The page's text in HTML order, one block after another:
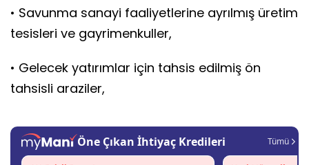
• Savunma sanayi faaliyetlerine ayrılmış üretim
tesisleri ve gayrimenkuller,
• Gelecek yatırımlar için tahsis edilmiş ön
tahsisli araziler,